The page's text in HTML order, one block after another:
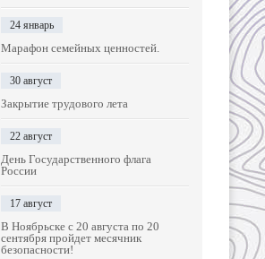
24 январь
Марафон семейных ценностей.
30 август
Закрытие трудового лета
22 август
День Государственного флага
России
17 август
В Ноябрьске с 20 августа по 20
сентября пройдет месячник
безопасности!